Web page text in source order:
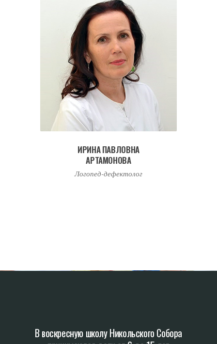
ИРИНА ПАВЛОВНА
АРТАМОНОВА
Логопед-дефектолог
В воскресную школу Никольского Собора